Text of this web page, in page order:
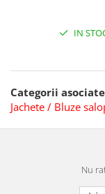
IN
Categorii asociate
Jachete / Bluze
Nu